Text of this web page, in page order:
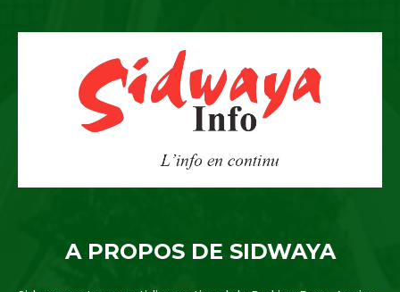
A PROPOS DE SIDWAYA